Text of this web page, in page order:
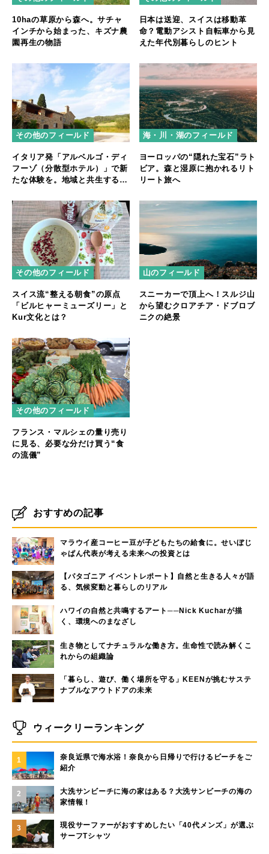
10haの草原から森へ。サチャ
インチから始まった、キズナ農
園再生の物語
日本は送迎、スイスは移動革
命？電動アシスト自転車から見
えた年代別暮らしのヒント
その他のフィールド
イタリア発「アルベルゴ・ディ
フーゾ（分散型ホテル）」で新
たな体験を。地域と共生する宿
海・川・湖のフィールド
ヨーロッパの“隠れた宝石”ラト
ビア。森と湿原に抱かれるリト
リート旅へ
その他のフィールド
スイス流“整える朝食”の原点
「ビルヒャーミューズリー」と
Kur文化とは？
山のフィールド
スニーカーで頂上へ！スルジ山
から望むクロアチア・ドブロブ
ニクの絶景
その他のフィールド
フランス・マルシェの量り売り
に見る、必要な分だけ買う“食
の流儀”
おすすめの記事
マラウイ産コーヒー豆が子どもたちの給食に。せいぼじ
ゃぱん代表が考える未来への投資とは
【パタゴニア イベントレポート】自然と生きる人々が語
る、気候変動と暮らしのリアル
ハワイの自然と共鳴するアート──Nick Kucharが描
く、環境へのまなざし
生き物としてナチュラルな働き方。生命性で読み解くこ
れからの組織論
「暮らし、遊び、働く場所を守る」KEENが挑むサステ
ナブルなアウトドアの未来
ウィークリーランキング
1
奈良近県で海水浴！奈良から日帰りで行けるビーチをご
紹介
2
大洗サンビーチに海の家はある？大洗サンビーチの海の
家情報！
3
現役サーファーがおすすめしたい「40代メンズ」が選ぶ
サーフTシャツ